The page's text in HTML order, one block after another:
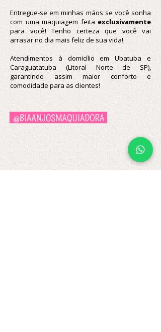
Entregue-se em minhas mãos se você sonha
com uma maquiagem feita exclusivamente
para você! Tenho certeza que você vai
arrasar no dia mais feliz de sua vida!
Atendimentos à domicílio em Ubatuba e
Caraguatatuba (Litoral Norte de SP),
garantindo assim maior conforto e
comodidade para as clientes!